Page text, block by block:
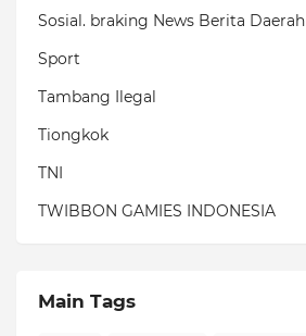
Sosial. braking News Berita Daerah
Sport
Tambang Ilegal
Tiongkok
TNI
TWIBBON GAMIES INDONESIA
Main Tags